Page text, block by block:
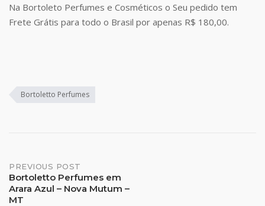
Na Bortoleto Perfumes e Cosméticos o Seu pedido tem
Frete Grátis para todo o Brasil por apenas R$ 180,00.
Bortoletto Perfumes
Post
navigation
PREVIOUS POST
Bortoletto Perfumes em
Arara Azul – Nova Mutum –
MT